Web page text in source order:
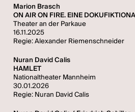
Marion Brasch
ON AIR ON FIRE. EINE
Theater an der Parkaue
16.11.2025
Regie: Alexander Riemenschneider
Nuran David Calis
HAMLET
Nationaltheater Mannheim
30.01.2026
Regie: Nuran David Calis